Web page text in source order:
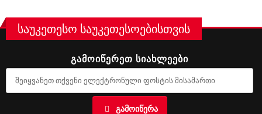
საუკეთესო საუკეთესოებისთვის
ᲒᲐᲛᲝᲘᲬᲔᲠᲔᲗ ᲡᲘᲐᲮᲚᲔᲔᲑᲘ
ᲒᲐᲛᲝᲘᲬᲔᲠᲐ